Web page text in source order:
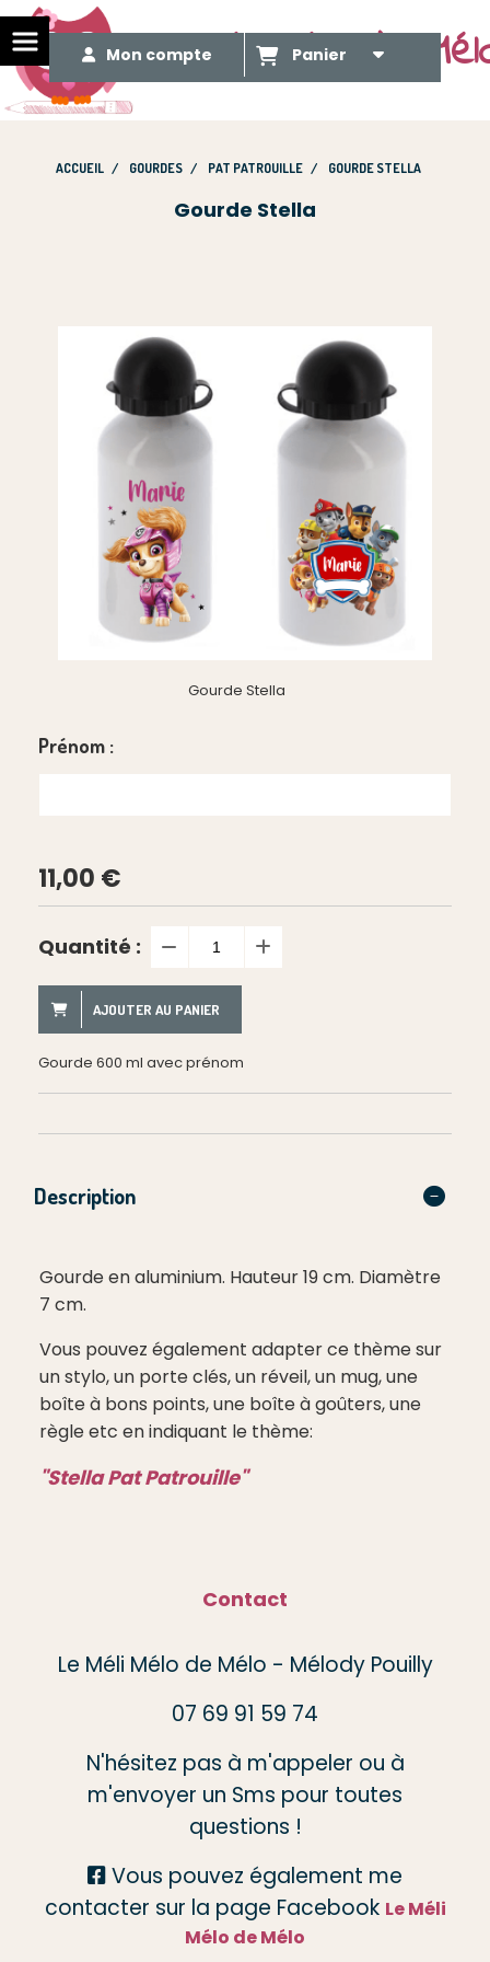
Le Méli Mélo de
Mon compte Panier
ACCUEIL GOURDES PAT PATROUILLE GOURDE STELLA
Gourde Stella
Gourde Stella
Prénom :
11,00 €
Quantité :
AJOUTER AU PANIER
Gourde 600 ml avec prénom
Description
Gourde en aluminium. Hauteur 19 cm. Diamètre
7 cm.
Vous pouvez également adapter ce thème sur
un stylo, un porte clés, un réveil, un mug, une
boîte à bons points, une boîte à goûters, une
règle etc en indiquant le thème:
"Stella Pat Patrouille"
Contact
Le Méli Mélo de Mélo - Mélody Pouilly
07 69 91 59 74
N'hésitez pas à m'appeler ou à
m'envoyer un Sms pour toutes
questions !
 Vous pouvez également me
contacter sur la page Facebook Le Méli
Mélo de Mélo